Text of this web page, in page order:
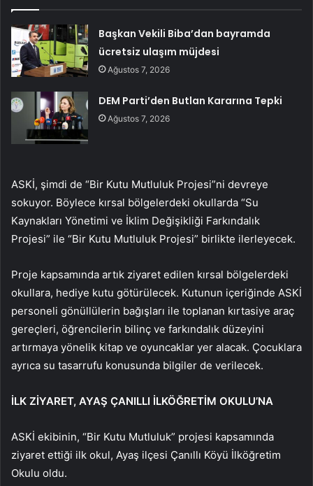
Başkan Vekili Biba’dan bayramda
ücretsiz ulaşım müjdesi
Ağustos 7, 2026
DEM Parti’den Butlan Kararına Tepki
Ağustos 7, 2026
ASKİ, şimdi de “Bir Kutu Mutluluk Projesi”ni devreye
sokuyor. Böylece kırsal bölgelerdeki okullarda “Su
Kaynakları Yönetimi ve İklim Değişikliği Farkındalık
Projesi” ile “Bir Kutu Mutluluk Projesi” birlikte ilerleyecek.
Proje kapsamında artık ziyaret edilen kırsal bölgelerdeki
okullara, hediye kutu götürülecek. Kutunun içeriğinde ASKİ
personeli gönüllülerin bağışları ile toplanan kırtasiye araç
gereçleri, öğrencilerin bilinç ve farkındalık düzeyini
artırmaya yönelik kitap ve oyuncaklar yer alacak. Çocuklara
ayrıca su tasarrufu konusunda bilgiler de verilecek.
İLK ZİYARET, AYAŞ ÇANILLI İLKÖĞRETİM OKULU’NA
ASKİ ekibinin, “Bir Kutu Mutluluk” projesi kapsamında
ziyaret ettiği ilk okul, Ayaş ilçesi Çanıllı Köyü İlköğretim
Okulu oldu.